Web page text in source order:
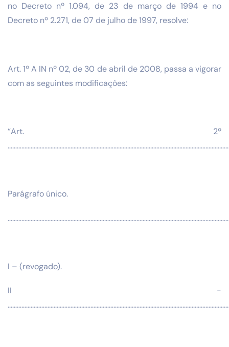
no Decreto nº 1.094, de 23 de março de 1994 e no
Decreto nº 2.271, de 07 de julho de 1997, resolve:
Art. 1º A IN nº 02, de 30 de abril de 2008, passa a vigorar
com as seguintes modificações:
“Art. 2º
Parágrafo único.
I – (revogado).
II -